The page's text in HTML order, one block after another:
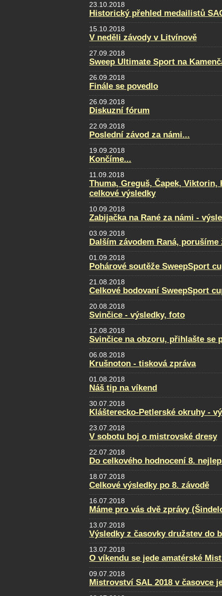
23.10.2018
Historický přehled medailistů
15.10.2018
V neděli závody v Litvínově
27.09.2018
Sweep Ultimate Sport na
26.09.2018
Finále se povedlo
26.09.2018
Diskuzní fórum
22.09.2018
Poslední závod za námi...
19.09.2018
Končíme...
11.09.2018
Thuma, Greguš, Čapek, Viktorin,
celkové výsledky
10.09.2018
Zabijačka na Rané za námi -
03.09.2018
Dalším závodem Raná,
01.09.2018
Pohárové soutěže SweepSport
21.08.2018
Celkové bodovaní SweepSport
20.08.2018
Svinčice - výsledky, foto
12.08.2018
Svinčice na obzoru, přihlašte se
06.08.2018
Krušnoton - tisková zpráva
01.08.2018
Náš tip na víkend
30.07.2018
Klášterecko-Petlerské okruhy -
23.07.2018
V sobotu boj o mistrovské dresy
22.07.2018
Do celkového hodnocení 8.
18.07.2018
Celkové výsledky po 8. závodě
16.07.2018
Máme pro vás dvě zprávy
13.07.2018
Výsledky z časovky družstev do
13.07.2018
O víkendu se jede amatérské
09.07.2018
Mistrovství SAL 2018 v časovce